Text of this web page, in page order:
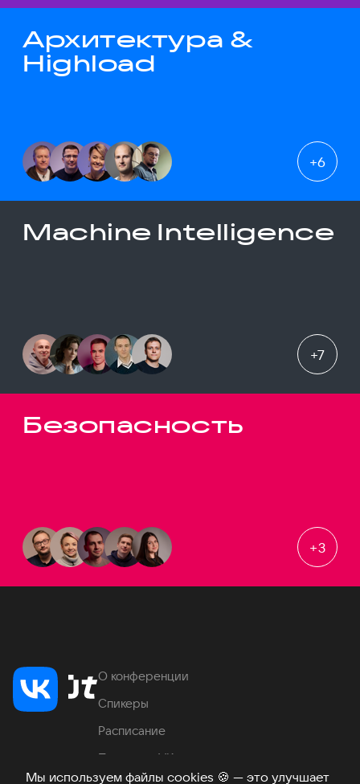
Мы используем файлы cookies 🍪 — это улучшает
Архитектура &
Highload
+6
Machine Intelligence
+7
Безопасность
+3
О конференции
Спикеры
Расписание
Продукты VK